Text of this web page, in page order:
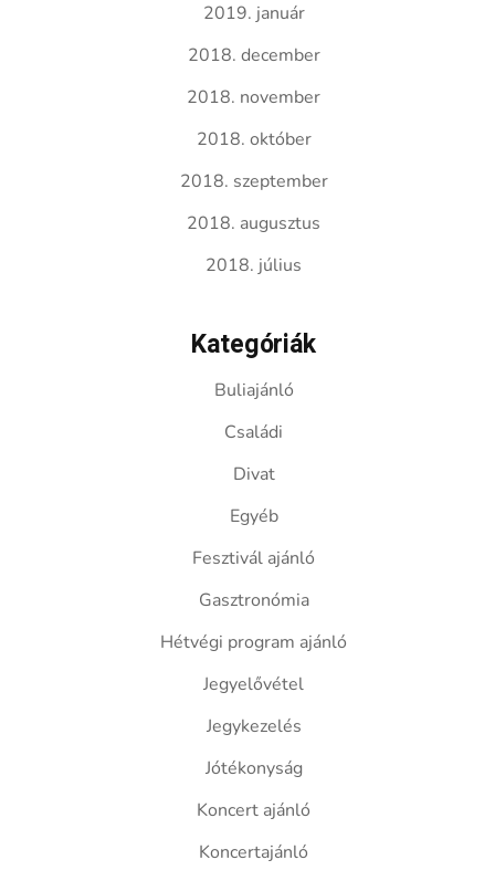
2019. január
2018. december
2018. november
2018. október
2018. szeptember
2018. augusztus
2018. július
Kategóriák
Buliajánló
Családi
Divat
Egyéb
Fesztivál ajánló
Gasztronómia
Hétvégi program ajánló
Jegyelővétel
Jegykezelés
Jótékonyság
Koncert ajánló
Koncertajánló